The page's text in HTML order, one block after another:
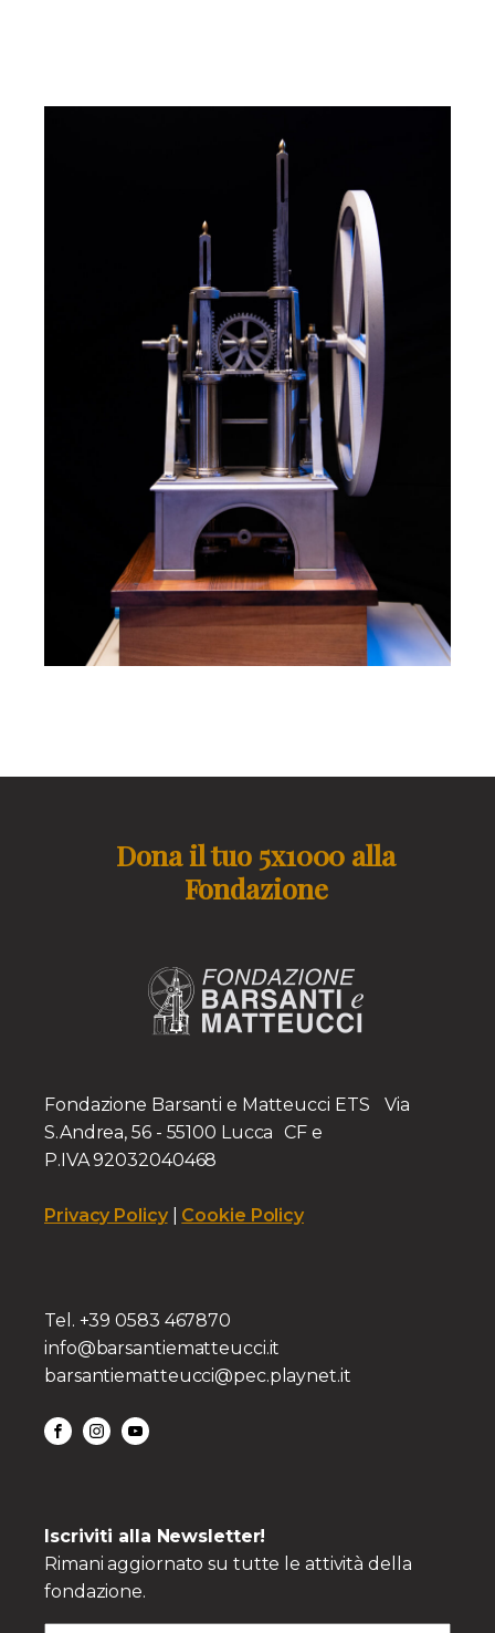
Dona il tuo 5x1000 alla
Fondazione
Fondazione Barsanti e Matteucci ETS Via
S.Andrea, 56 - 55100 Lucca CF e
P.IVA 92032040468
Privacy Policy| Cookie Policy
Tel. +39 0583 467870
info@barsantiematteucci.it
barsantiematteucci@pec.playnet.it
Iscriviti alla Newsletter!
Rimani aggiornato su tutte le attività della
fondazione.